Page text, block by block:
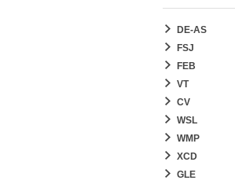
DE-AS
FSJ
FEB
VT
CV
WSL
WMP
XCD
GLE